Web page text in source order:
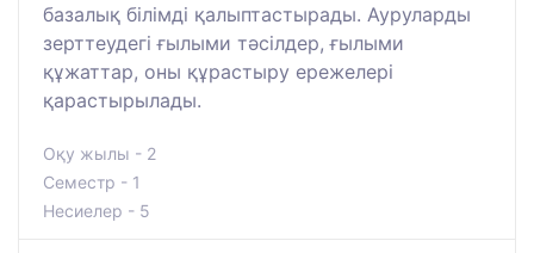
базалық білімді қалыптастырады. Ауруларды
зерттеудегі ғылыми тәсілдер, ғылыми
құжаттар, оны құрастыру ережелері
қарастырылады.
Оқу жылы - 2
Семестр - 1
Несиелер - 5